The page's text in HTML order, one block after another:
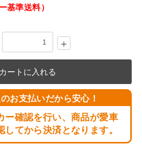
基準送料）
＋
カートに入れる
お支払いだから安心！
ー確認を行い、商品が愛車
してから決済となります。